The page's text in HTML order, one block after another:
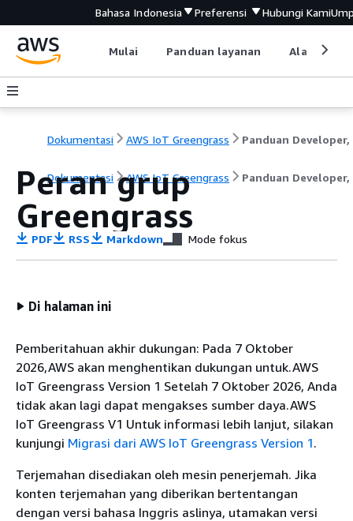
Bahasa Indonesia Preferensi Hubungi Kami
Mulai Panduan layanan Alat
Dokumentasi AWS IoT Greengrass
Dokumentasi AWS IoT Greengrass Panduan Developer,
Peran grup
Greengrass
PDF RSS Markdown Mode fokus
Di halaman ini
Pemberitahuan akhir dukungan: Pada 7 Oktober
2026,AWS akan menghentikan dukungan untuk.AWS
IoT Greengrass Version 1 Setelah 7 Oktober 2026, Anda
tidak akan lagi dapat mengakses sumber daya.AWS
IoT Greengrass V1 Untuk informasi lebih lanjut, silakan
kunjungi Migrasi dari AWS IoT Greengrass Version 1.
Terjemahan disediakan oleh mesin penerjemah. Jika
konten terjemahan yang diberikan bertentangan
dengan versi bahasa Inggris aslinya, utamakan versi